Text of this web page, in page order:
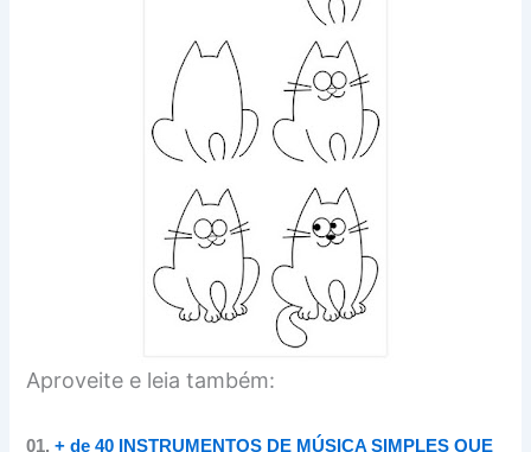
Aproveite e leia também:
01.+ de 40 INSTRUMENTOS DE MÚSICA SIMPLES QUE